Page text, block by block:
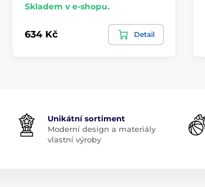
Skladem v e-shopu.
634 Kč Detail
Unikátní sortiment
Moderní design a materiály
vlastní výroby